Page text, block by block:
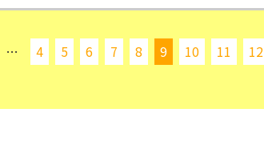
… 4 5 6 7 8 9 10 11 12